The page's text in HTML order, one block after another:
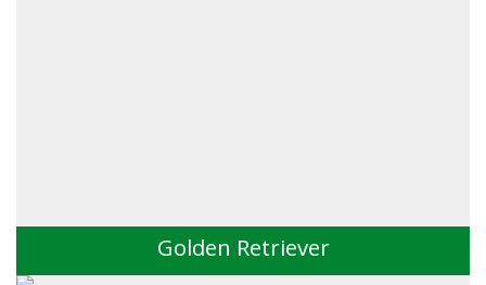
Golden Retriever